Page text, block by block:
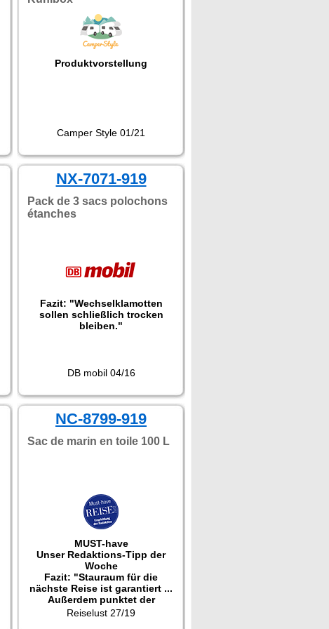
Produktvorstellung
Camper Style 01/21
NX-7071-919
Pack de 3 sacs polochons
étanches
Fazit: "Wechselklamotten
sollen schließlich trocken
bleiben."
DB mobil 04/16
NC-8799-919
Sac de marin en toile 100 L
MUST-have
Unser Redaktions-Tipp der
Woche
Fazit: "Stauraum für die
nächste Reise ist garantiert ...
Außerdem punktet der
Rucksack mit einem
Reiselust 27/19